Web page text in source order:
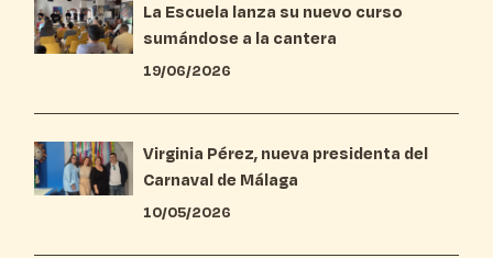
La Escuela lanza su nuevo curso
sumándose a la cantera
19/06/2026
Virginia Pérez, nueva presidenta del
Carnaval de Málaga
10/05/2026